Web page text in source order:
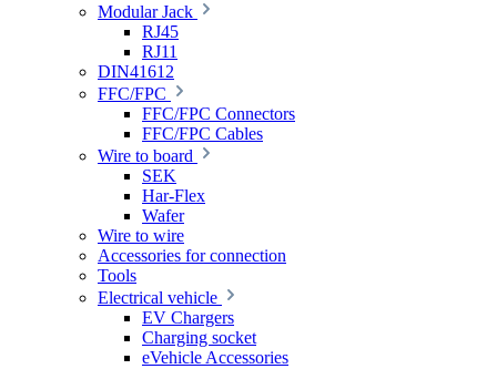
Modular Jack
RJ45
RJ11
DIN41612
FFC/FPC
FFC/FPC Connectors
FFC/FPC Cables
Wire to board
SEK
Har-Flex
Wafer
Wire to wire
Accessories for connection
Tools
Electrical vehicle
EV Chargers
Charging socket
eVehicle Accessories